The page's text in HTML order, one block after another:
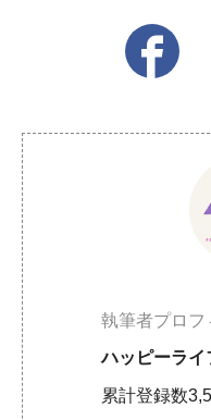
執筆者プロフ
ハッピーライ
累計登録数